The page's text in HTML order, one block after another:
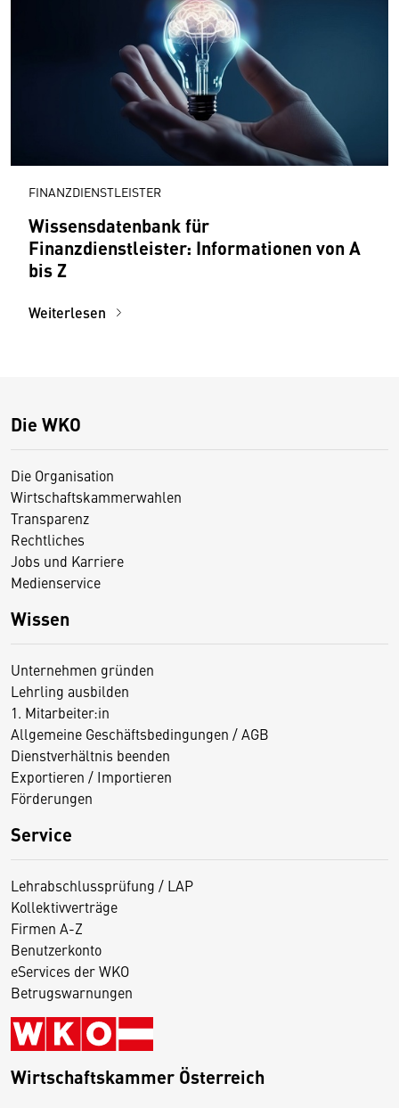
FINANZDIENSTLEISTER
Wissensdatenbank für
Finanzdienstleister: Informationen von A
bis Z
Weiterlesen
Die WKO
Die Organisation
Wirtschaftskammerwahlen
Transparenz
Rechtliches
Jobs und Karriere
Medienservice
Wissen
Unternehmen gründen
Lehrling ausbilden
1. Mitarbeiter:in
Allgemeine Geschäftsbedingungen / AGB
Dienstverhältnis beenden
Exportieren / Importieren
Förderungen
Service
Lehrabschlussprüfung / LAP
Kollektivverträge
Firmen A-Z
Benutzerkonto
eServices der WKO
Betrugswarnungen
Wirtschaftskammer Österreich